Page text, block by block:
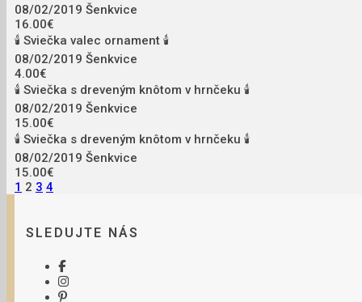
08/02/2019 Šenkvice
16.00€
🕯 Sviečka valec ornament 🕯
08/02/2019 Šenkvice
4.00€
🕯 Sviečka s dreveným knôtom v hrnčeku 🕯
08/02/2019 Šenkvice
15.00€
🕯 Sviečka s dreveným knôtom v hrnčeku 🕯
08/02/2019 Šenkvice
15.00€
1 2 3 4
SLEDUJTE NÁS